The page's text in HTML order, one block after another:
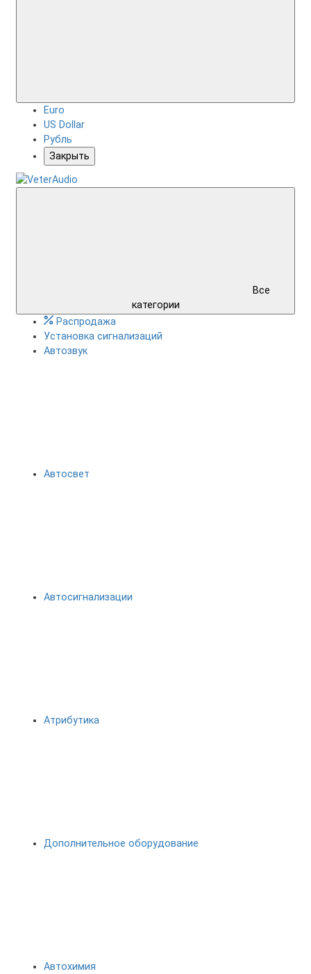
Euro
US Dollar
Рубль
Закрыть
Все
категории
Распродажа
Установка сигнализаций
Автозвук
Автосвет
Автосигнализации
Атрибутика
Дополнительное оборудование
Автохимия